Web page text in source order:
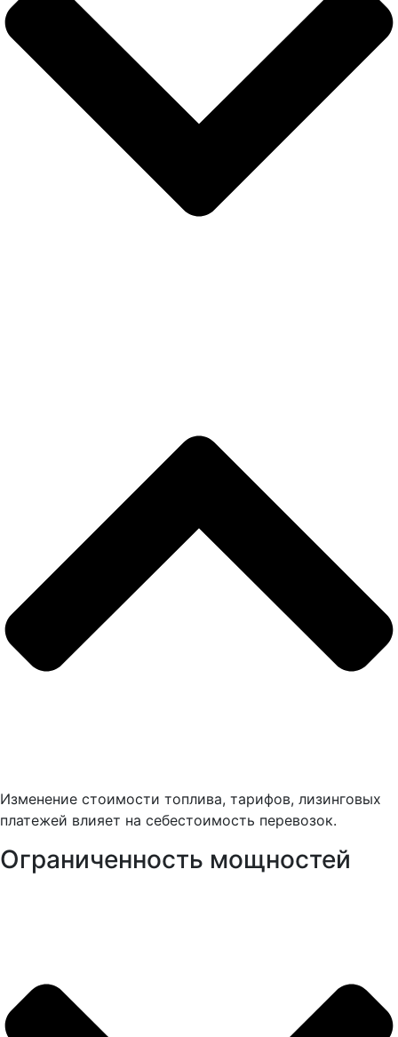
Изменение стоимости топлива, тарифов, лизинговых
платежей влияет на себестоимость перевозок.
Ограниченность мощностей